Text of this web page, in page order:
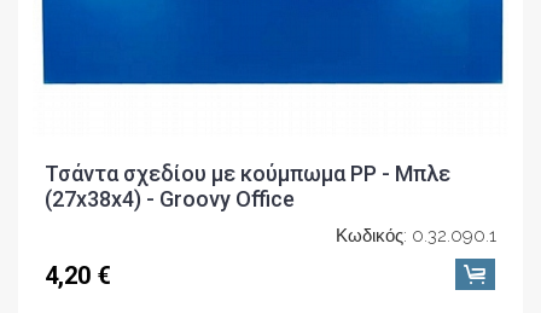
Τσάντα σχεδίου με κούμπωμα PP - Μπλε
(27x38x4) - Groovy Office
Κωδικός: 0.32.090.1
4,20 €